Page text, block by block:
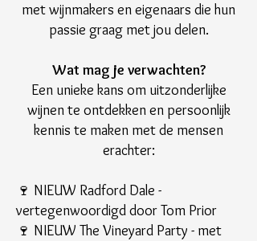
met wijnmakers en eigenaars die hun
passie graag met jou delen.
Wat mag je verwachten?
Een unieke kans om uitzonderlijke
wijnen te ontdekken en persoonlijk
kennis te maken met de mensen
erachter:
🍷 NIEUW Radford Dale -
vertegenwoordigd door Tom Prior
🍷 NIEUW The Vineyard Party - met